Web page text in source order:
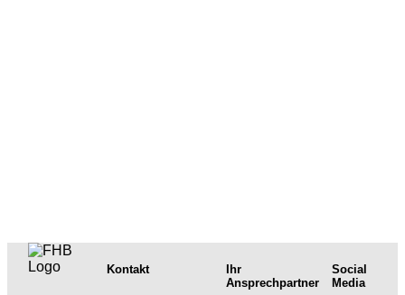
Kontakt
Ihr
Ansprechpartner
Social
Media